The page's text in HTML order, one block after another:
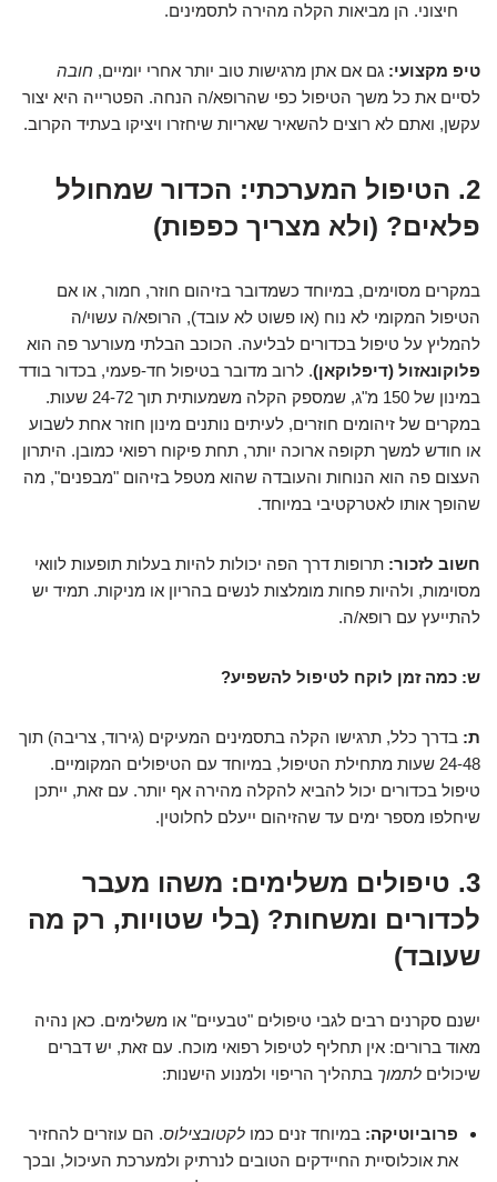
חיצוני. הן מביאות הקלה מהירה לתסמינים.
טיפ מקצועי: גם אם אתן מרגישות טוב יותר אחרי יומיים, חובה
לסיים את כל משך הטיפול כפי שהרופא/ה הנחה. הפטרייה היא יצור
עקשן, ואתם לא רוצים להשאיר שאריות שיחזרו ויציקו בעתיד הקרוב.
2. הטיפול המערכתי: הכדור שמחולל
פלאים? (ולא מצריך כפפות)
במקרים מסוימים, במיוחד כשמדובר בזיהום חוזר, חמור, או אם
הטיפול המקומי לא נוח (או פשוט לא עובד), הרופא/ה עשוי/ה
להמליץ על טיפול בכדורים לבליעה. הכוכב הבלתי מעורער פה הוא
פלוקונאזול (דיפלוקאן). לרוב מדובר בטיפול חד-פעמי, בכדור בודד
במינון של 150 מ"ג, שמספק הקלה משמעותית תוך 24-72 שעות.
במקרים של זיהומים חוזרים, לעיתים נותנים מינון חוזר אחת לשבוע
או חודש למשך תקופה ארוכה יותר, תחת פיקוח רפואי כמובן. היתרון
העצום פה הוא הנוחות והעובדה שהוא מטפל בזיהום "מבפנים", מה
שהופך אותו לאטרקטיבי במיוחד.
חשוב לזכור: תרופות דרך הפה יכולות להיות בעלות תופעות לוואי
מסוימות, ולהיות פחות מומלצות לנשים בהריון או מניקות. תמיד יש
להתייעץ עם רופא/ה.
ש: כמה זמן לוקח לטיפול להשפיע?
ת: בדרך כלל, תרגישו הקלה בתסמינים המעיקים (גירוד, צריבה) תוך
24-48 שעות מתחילת הטיפול, במיוחד עם הטיפולים המקומיים.
טיפול בכדורים יכול להביא להקלה מהירה אף יותר. עם זאת, ייתכן
שיחלפו מספר ימים עד שהזיהום ייעלם לחלוטין.
3. טיפולים משלימים: משהו מעבר
לכדורים ומשחות? (בלי שטויות, רק מה
שעובד)
ישנם סקרנים רבים לגבי טיפולים "טבעיים" או משלימים. כאן נהיה
מאוד ברורים: אין תחליף לטיפול רפואי מוכח. עם זאת, יש דברים
שיכולים לתמוך בתהליך הריפוי ולמנוע הישנות:
פרוביוטיקה: במיוחד זנים כמו לקטובצילוס. הם עוזרים להחזיר
את אוכלוסיית החיידקים הטובים לנרתיק ולמערכת העיכול, ובכך